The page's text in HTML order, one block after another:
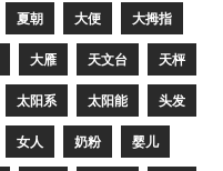
夏朝 大便 大拇指
大雁 天文台 天枰
太阳系 太阳能 头发
女人 奶粉 婴儿